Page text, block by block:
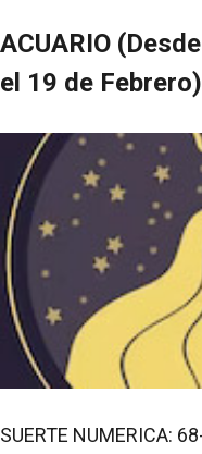
ACUARIO
el 19 de Febrero)
SUERTE NUMERICA: